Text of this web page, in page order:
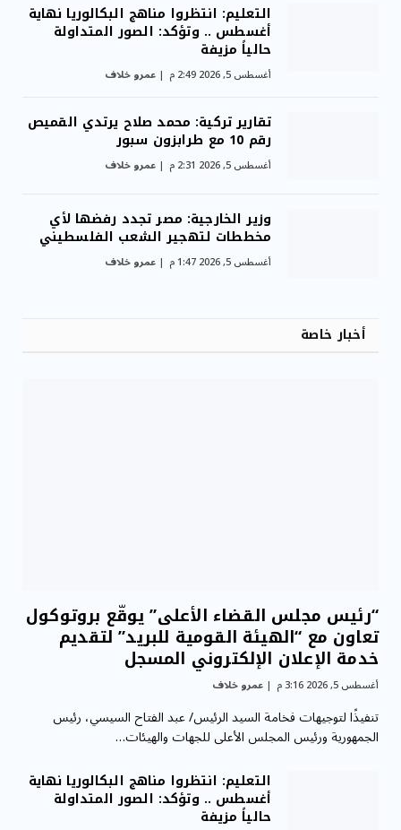
التعليم: انتظروا مناهج البكالوريا نهاية
أغسطس .. وتؤكد: الصور المتداولة
حالياً مزيفة
أغسطس 5, 2026 2:49 م عمرو خلاف
تقارير تركية: محمد صلاح يرتدي القميص
رقم 10 مع طرابزون سبور
أغسطس 5, 2026 2:31 م عمرو خلاف
وزير الخارجية: مصر تجدد رفضها لأي
مخططات لتهجير الشعب الفلسطيني
أغسطس 5, 2026 1:47 م عمرو خلاف
أخبار خاصة
“رئيس مجلس القضاء الأعلى” يوقّع بروتوكول
تعاون مع “الهيئة القومية للبريد” لتقديم
خدمة الإعلان الإلكتروني المسجل
أغسطس 5, 2026 3:16 م عمرو خلاف
تنفيذًا لتوجيهات فخامة السيد الرئيس/ عبد الفتاح السيسي، رئيس
الجمهورية ورئيس المجلس الأعلى للجهات والهيئات…
التعليم: انتظروا مناهج البكالوريا نهاية
أغسطس .. وتؤكد: الصور المتداولة
حالياً مزيفة